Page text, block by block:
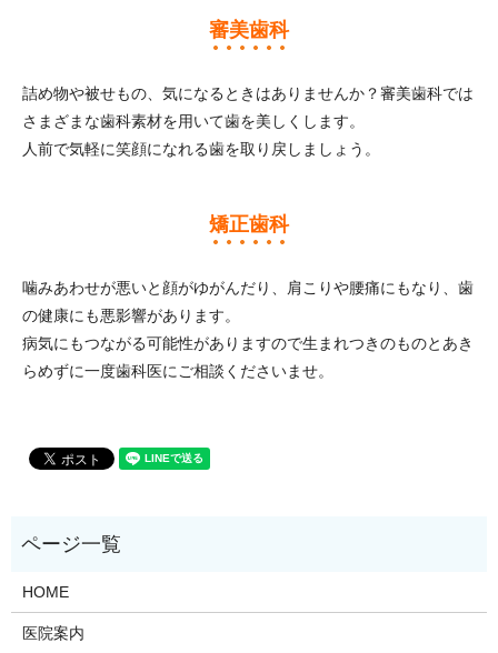
審美歯科
詰め物や被せもの、気になるときはありませんか？審美歯科では
さまざまな歯科素材を用いて歯を美しくします。
人前で気軽に笑顔になれる歯を取り戻しましょう。
矯正歯科
噛みあわせが悪いと顔がゆがんだり、肩こりや腰痛にもなり、歯
の健康にも悪影響があります。
病気にもつながる可能性がありますので生まれつきのものとあき
らめずに一度歯科医にご相談くださいませ。
HOME
医院案内